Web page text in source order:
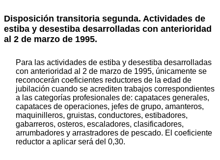
Disposición transitoria segunda. Actividades de
estiba y desestiba desarrolladas con anterioridad
al 2 de marzo de 1995.
Para las actividades de estiba y desestiba desarrolladas
con anterioridad al 2 de marzo de 1995, únicamente se
reconocerán coeficientes reductores de la edad de
jubilación cuando se acrediten trabajos correspondientes
a las categorías profesionales de: capataces generales,
capataces de operaciones, jefes de grupo, amanteros,
maquinilleros, gruistas, conductores, estibadores,
gabarreros, osteros, escaladores, clasificadores,
arrumbadores y arrastradores de pescado. El coeficiente
reductor a aplicar será del 0,30.